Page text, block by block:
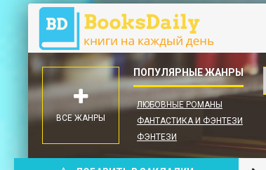
ЛЮБОВНЫЕ РОМАНЫ
ФАНТАСТИКА И ФЭНТЕЗИ
ФЭНТЕЗИ
ВСЕ ЖАНРЫ